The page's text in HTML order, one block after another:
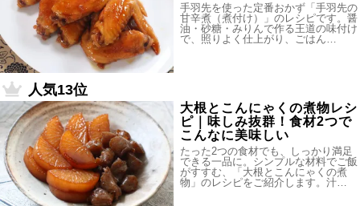
手羽先を使った定番おかず「手羽先の
甘辛煮（煮付け）」のレシピです。醤
油・砂糖・みりんで作る王道の味付け
で、照りよく仕上がり、ごはん…
人気13位
大根とこんにゃくの煮物レシ
ピ｜味しみ抜群！食材2つで
こんなに美味しい
たった2つの食材でも、しっかり満足
できる一品に。シンプルな材料でご飯
がすすむ、「大根とこんにゃくの煮
物」のレシピをご紹介します。汁…